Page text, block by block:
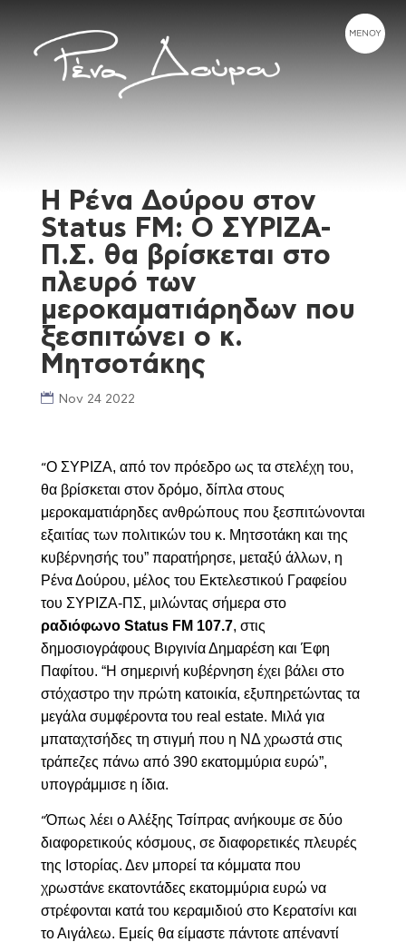
Η Ρένα Δούρου στον
Status FM: Ο ΣΥΡΙΖΑ-
Π.Σ. θα βρίσκεται στο
πλευρό των
μεροκαματιάρηδων που
ξεσπιτώνει ο κ.
Μητσοτάκης
Nov 24 2022
“O ΣΥΡΙΖΑ, από τον πρόεδρο ως τα στελέχη του,
θα βρίσκεται στον δρόμο, δίπλα στους
μεροκαματιάρηδες ανθρώπους που ξεσπιτώνονται
εξαιτίας των πολιτικών του κ. Μητσοτάκη και της
κυβέρνησής του” παρατήρησε, μεταξύ άλλων, η
Ρένα Δούρου, μέλος του Εκτελεστικού Γραφείου
του ΣΥΡΙΖΑ-ΠΣ, μιλώντας σήμερα στο
ραδιόφωνο Status FM 107.7, στις
δημοσιογράφους Βιργινία Δημαρέση και Έφη
Παφίτου. “Η σημερινή κυβέρνηση έχει βάλει στο
στόχαστρο την πρώτη κατοικία, εξυπηρετώντας τα
μεγάλα συμφέροντα του real estate. Μιλά για
μπαταχτσήδες τη στιγμή που η ΝΔ χρωστά στις
τράπεζες πάνω από 390 εκατομμύρια ευρώ”,
υπογράμμισε η ίδια.
“Όπως λέει ο Αλέξης Τσίπρας ανήκουμε σε δύο
διαφορετικούς κόσμους, σε διαφορετικές πλευρές
της Ιστορίας. Δεν μπορεί τα κόμματα που
χρωστάνε εκατοντάδες εκατομμύρια ευρώ να
στρέφονται κατά του κεραμιδιού στο Κερατσίνι και
το Αιγάλεω. Εμείς θα είμαστε πάντοτε απέναντί